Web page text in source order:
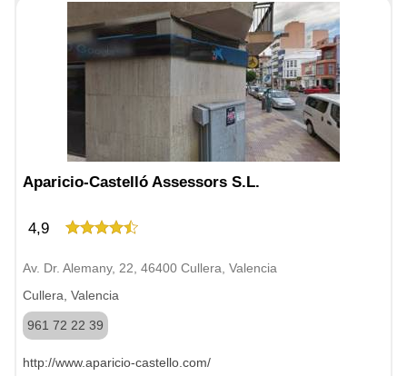
Aparicio-Castelló Assessors S.L.
4,9
Av. Dr. Alemany, 22, 46400 Cullera, Valencia
Cullera, Valencia
961 72 22 39
http://www.aparicio-castello.com/